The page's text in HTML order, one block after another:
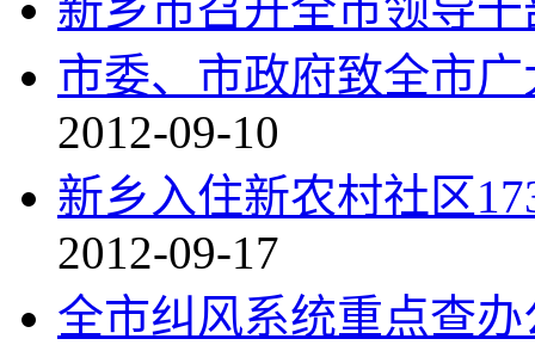
市委、市政府致全市
2012-09-10
新乡入住新农村社区
2012-09-17
全市纠风系统重点查